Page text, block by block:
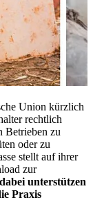
Union kürzlich
rechtlich
Betrieben zu
oder zu
stellt auf ihrer
zur
unterstützen
Praxis